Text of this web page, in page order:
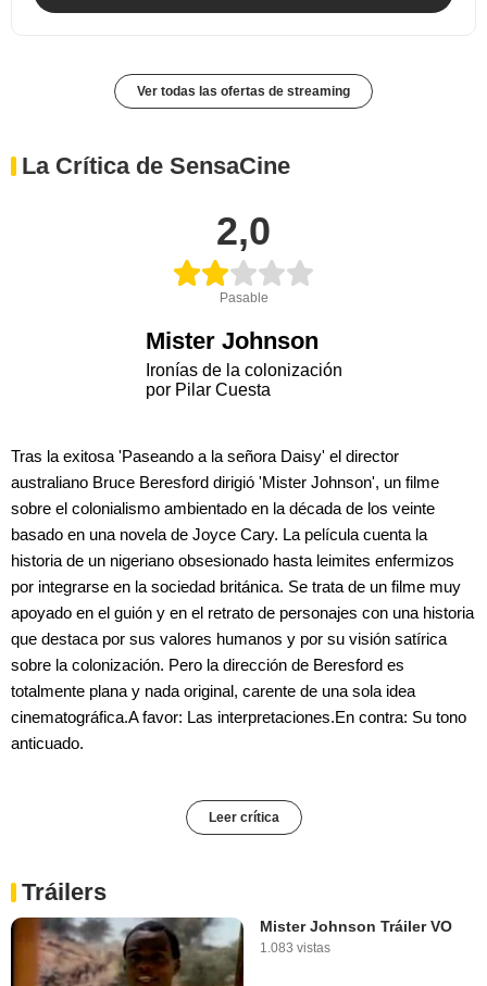
Ver todas las ofertas de streaming
La Crítica de SensaCine
2,0
Pasable
Mister Johnson
Ironías de la colonización
por Pilar Cuesta
Tras la exitosa 'Paseando a la señora Daisy' el director
australiano Bruce Beresford dirigió 'Mister Johnson', un filme
sobre el colonialismo ambientado en la década de los veinte
basado en una novela de Joyce Cary. La película cuenta la
historia de un nigeriano obsesionado hasta leimites enfermizos
por integrarse en la sociedad británica. Se trata de un filme muy
apoyado en el guión y en el retrato de personajes con una historia
que destaca por sus valores humanos y por su visión satírica
sobre la colonización. Pero la dirección de Beresford es
totalmente plana y nada original, carente de una sola idea
cinematográfica.A favor: Las interpretaciones.En contra: Su tono
anticuado.
Leer crítica
Tráilers
Mister Johnson Tráiler VO
1.083 vistas